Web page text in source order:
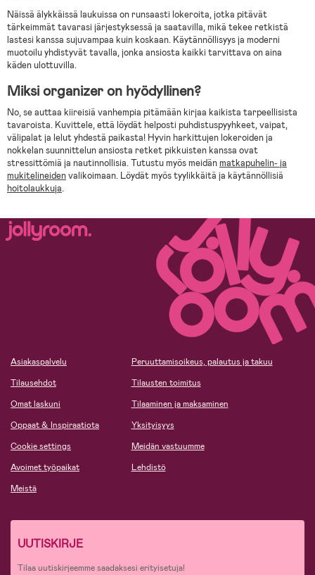
Näissä älykkäissä laukuissa on runsaasti lokeroita, jotka pitävät
tärkeimmät tavarasi järjestyksessä ja saatavilla, mikä tekee retkistä
lastesi kanssa sujuvampaa kuin koskaan. Käytännöllisyys ja moderni
muotoilu yhdistyvät tavalla, jonka ansiosta kaikki tarvittava on aina
käden ulottuvilla.
Miksi organizer on hyödyllinen?
No, se auttaa kiireisiä vanhempia pitämään kirjaa kaikista tarpeellisista
tavaroista. Kuvittele, että löydät helposti puhdistuspyyhkeet, vaipat,
välipalat ja lelut yhdestä paikasta! Hyvin harkittujen lokeroiden ja
nokkelan suunnittelun ansiosta retket pikkuisten kanssa ovat
stressittömiä ja nautinnollisia. Tutustu myös meidänmatkapuhelin- ja
mukitelineidenvalikoimaan. Löydät myös tyylikkäitä ja käytännöllisiä
hoitolaukkuja.
Asiakaspalvelu
Tilausehdot
Omat laskuni
Oppaat & Inspiraatiota
Cookie settings
Avoimet työpaikat
Meistä
Peruuttamisoikeus, palautus ja takuu
Tilausten toimitus
Tilaaminen ja maksaminen
Yksityisyys
Meidän vastuumme
Lehdistö
UUTISKIRJE
Tilaa uutiskirjeemme saadaksesi erityisetuja!